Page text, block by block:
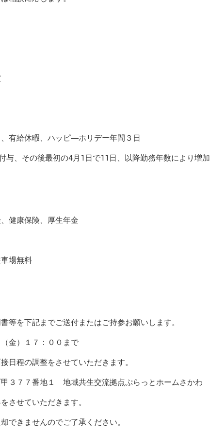
有給休暇、ハッピ―ホリデー年間３日
与、その後最初の4月1日で11日、以降勤務年数により増加
健康保険、厚生年金
場無料
等を下記までご送付またはご持参お願いします。
金）１７：００まで
日程の調整をさせていただきます。
３７７番地１ 地域共生交流拠点ぷらっとホームさかわ
させていただきます。
できませんのでご了承ください。